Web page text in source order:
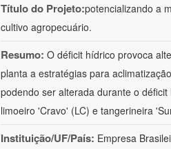
Título do Projeto:potencializando a
cultivo agropecuário.
Resumo: O déficit hídrico provoca
planta a estratégias para
podendo ser alterada durante o
limoeiro 'Cravo' (LC) e tangerineira
Instituição/UF/País: Empresa